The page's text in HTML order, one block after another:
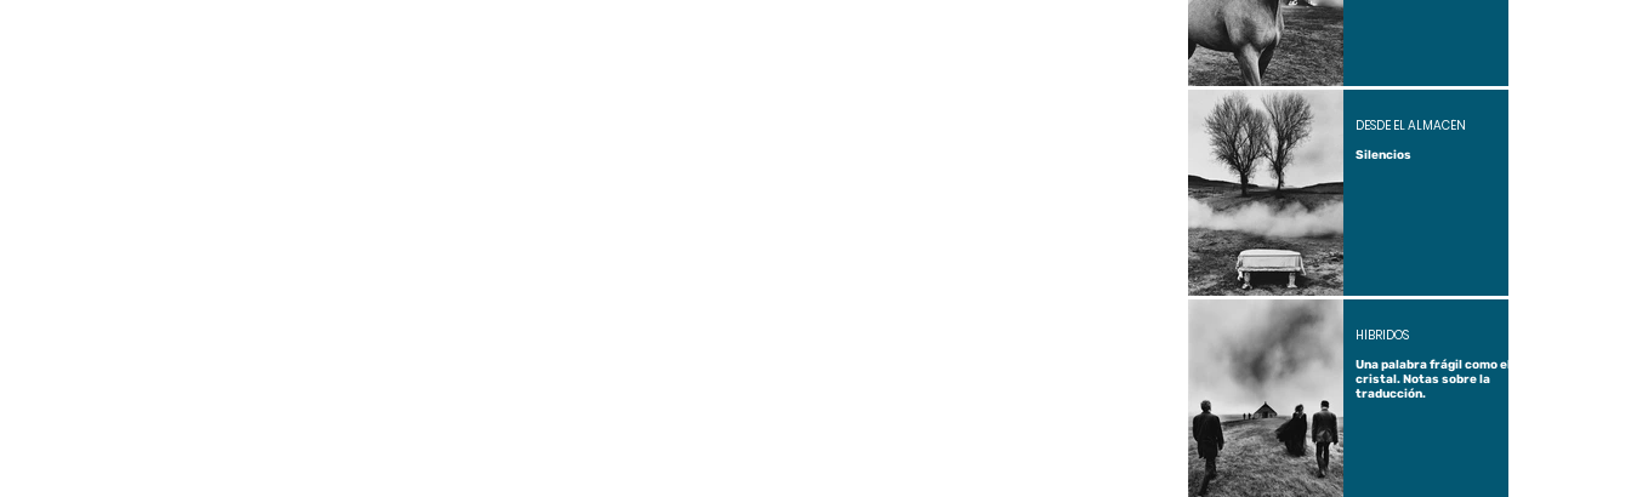
Silencios
DESDE EL ALMACÉN
Una palabra frágil como el
cristal. Notas sobre la
traducción.
HÍBRIDOS